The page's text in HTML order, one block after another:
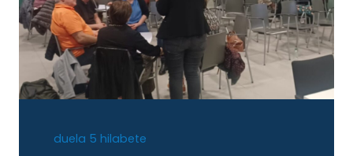
duela 5 hilabete